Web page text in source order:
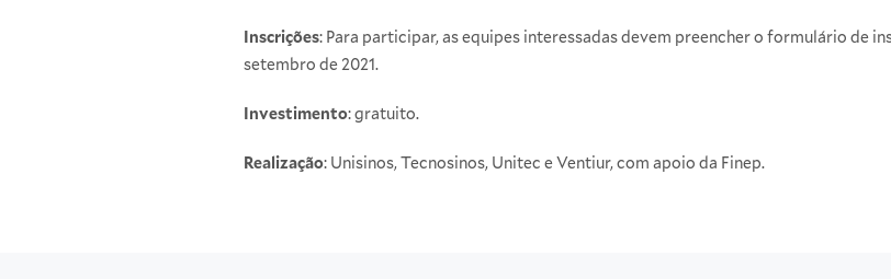
Inscrições: Para participar, as equipes interessadas devem preencher o formulário de
setembro de 2021.
Investimento: gratuito.
Realização: Unisinos, Tecnosinos, Unitec e Ventiur, com apoio da Finep.